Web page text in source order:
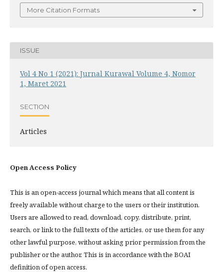
More Citation Formats
ISSUE
Vol 4 No 1 (2021): Jurnal Kurawal Volume 4, Nomor
1, Maret 2021
SECTION
Articles
Open Access Policy
This is an open-access journal which means that all content is
freely available without charge to the users or their institution.
Users are allowed to read, download, copy, distribute, print,
search, or link to the full texts of the articles, or use them for any
other lawful purpose, without asking prior permission from the
publisher or the author. This is in accordance with the BOAI
definition of open access.